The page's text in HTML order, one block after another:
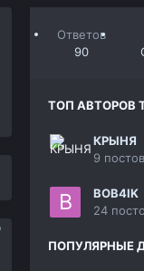
Ответов
90
ТОП АВТОРОВ
КРЫНЯ
9 постов
BOB4IK
24
ПОПУЛЯРНЫЕ